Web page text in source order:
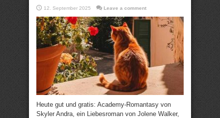
12. September 2025 Leave a comment
Heute gut und gratis: Academy-Romantasy von
Skyler Andra, ein Liebesroman von Jolene Walker,